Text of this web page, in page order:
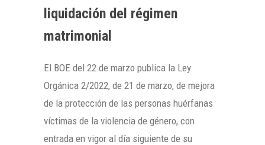
liquidación del régimen
matrimonial
El BOE del 22 de marzo publica la Ley
Orgánica 2/2022, de 21 de marzo, de mejora
de la protección de las personas huérfanas
víctimas de la violencia de género, con
entrada en vigor al día siguiente de su